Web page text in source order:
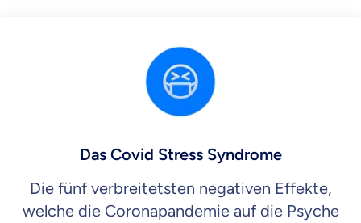
Das Covid Stress Syndrome
Die fünf verbreitetsten negativen Effekte,
welche die Coronapandemie auf die Psyche